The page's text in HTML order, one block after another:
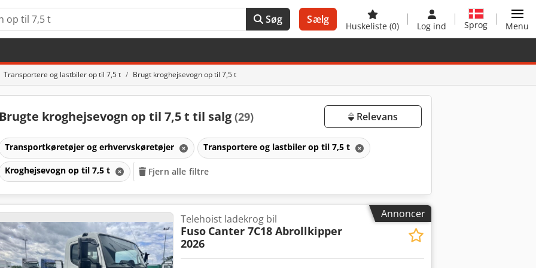
Søg Sælg
Huskeliste (0) Log ind Sprog Menu
Transportere og lastbiler op til 7,5 t Brugt kroghejsevogn op til 7,5 t
Brugte kroghejsevogn op til 7,5 t til salg (29) Relevans
Transportkøretøjer og erhvervskøretøjer Transportere og lastbiler op til 7,5 t
Kroghejsevogn op til 7,5 t Fjern alle filtre
Annoncer
Telehoist ladekrog bil
Fuso Canter 7C18 Abrollkipper
2026